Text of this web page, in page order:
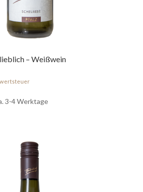
– Weißwein
3-4 Werktage